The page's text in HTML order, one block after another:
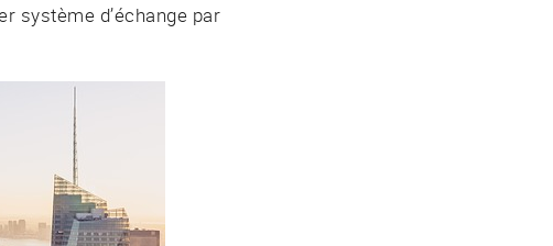
système d’échange par